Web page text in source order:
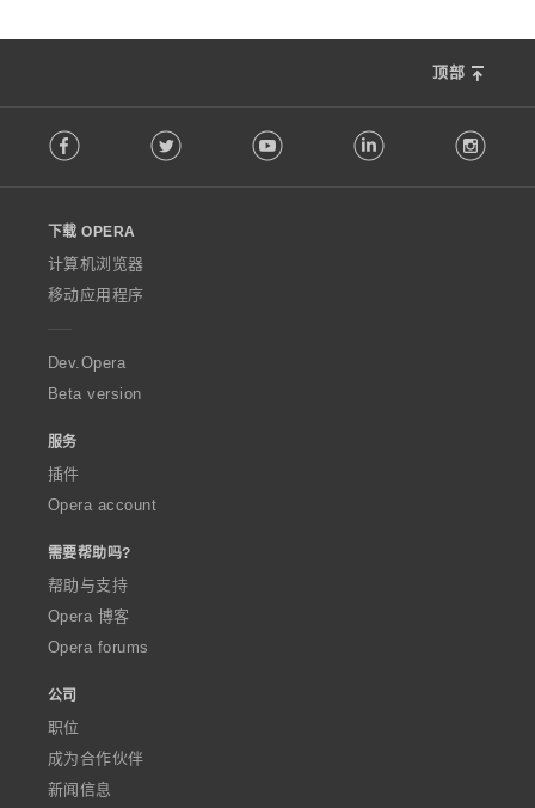
顶部
o
w
O
p
e
a
Facebook Twitter Youtube LinkedIn
下载 OPERA
计算机浏览器
移动应用程序
Dev.Opera
Beta version
服务
插件
Opera account
需要帮助吗?
帮助与支持
Opera 博客
Opera forums
公司
职位
成为合作伙伴
新闻信息